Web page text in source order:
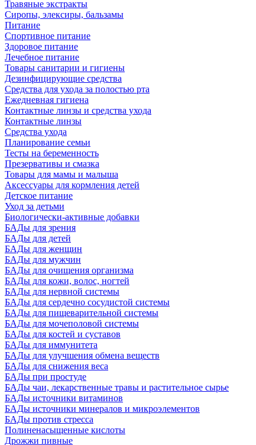
Травяные экстракты
Сиропы, элексиры, бальзамы
Питание
Спортивное питание
Здоровое питание
Лечебное питание
Товары санитарии и гигиены
Дезинфицирующие средства
Средства для ухода за полостью рта
Ежедневная гигиена
Контактные линзы и средства ухода
Контактные линзы
Средства ухода
Планирование семьи
Тесты на беременность
Презервативы и смазка
Товары для мамы и малыша
Аксессуары для кормления детей
Детское питание
Уход за детьми
Биологически-активные добавки
БАДы для зрения
БАДы для детей
БАДы для женщин
БАДы для мужчин
БАДы для очищения организма
БАДы для кожи, волос, ногтей
БАДы для нервной системы
БАДы для сердечно сосудистой системы
БАДы для пищеварительной системы
БАДы для мочеполовой системы
БАДы для костей и суставов
БАДы для иммунитета
БАДы для улучшения обмена веществ
БАДы для снижения веса
БАДы при простуде
БАДы чаи, лекарственные травы и растительное сырье
БАДы источники витаминов
БАДы источники минералов и микроэлементов
БАДы против стресса
Полиненасыщенные кислоты
Дрожжи пивные